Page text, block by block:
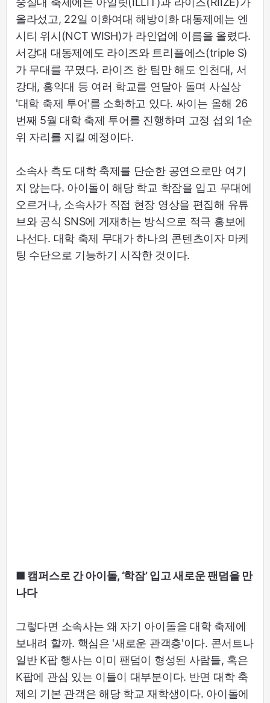
올라섰고, 22일 이화여대 해방이화 대동제에는 엔
시티 위시(NCT WISH)가 라인업에 이름을 올렸다.
서강대 대동제에도 라이즈와 트리플에스(triple S)
가 무대를 꾸몄다. 라이즈 한 팀만 해도 인천대, 서
강대, 홍익대 등 여러 학교를 연달아 돌며 사실상
'대학 축제 투어'를 소화하고 있다. 싸이는 올해 26
번째 5월 대학 축제 투어를 진행하며 고정 섭외 1순
위 자리를 지킬 예정이다.
소속사 측도 대학 축제를 단순한 공연으로만 여기
지 않는다. 아이돌이 해당 학교 학잠을 입고 무대에
오르거나, 소속사가 직접 현장 영상을 편집해 유튜
브와 공식 SNS에 게재하는 방식으로 적극 홍보에
나선다. 대학 축제 무대가 하나의 콘텐츠이자 마케
팅 수단으로 기능하기 시작한 것이다.
■ 캠퍼스로 간 아이돌, ‘학잠’ 입고 새로운 팬덤을 만
나다
그렇다면 소속사는 왜 자기 아이돌을 대학 축제에
보내려 할까. 핵심은 '새로운 관객층'이다. 콘서트나
일반 K팝 행사는 이미 팬덤이 형성된 사람들, 혹은
K팝에 관심 있는 이들이 대부분이다. 반면 대학 축
제의 기본 관객은 해당 학교 재학생이다. 아이돌에